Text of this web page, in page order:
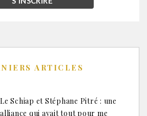
ARTICLES
Le Schiap et Stéphane Pitré : une
alliance qui avait tout pour me